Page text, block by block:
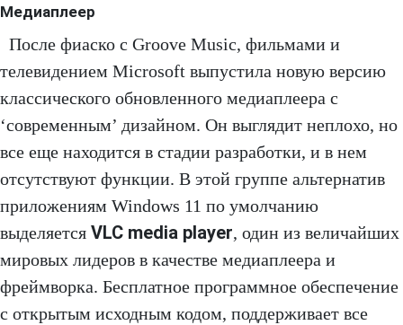
Медиаплеер
После фиаско с Groove Music, фильмами и
телевидением Microsoft выпустила новую версию
классического обновленного медиаплеера с
‘современным’ дизайном. Он выглядит неплохо, но
все еще находится в стадии разработки, и в нем
отсутствуют функции. В этой группе альтернатив
приложениям Windows 11 по умолчанию
выделяется VLC media player, один из величайших
мировых лидеров в качестве медиаплеера и
фреймворка. Бесплатное программное обеспечение
с открытым исходным кодом, поддерживает все